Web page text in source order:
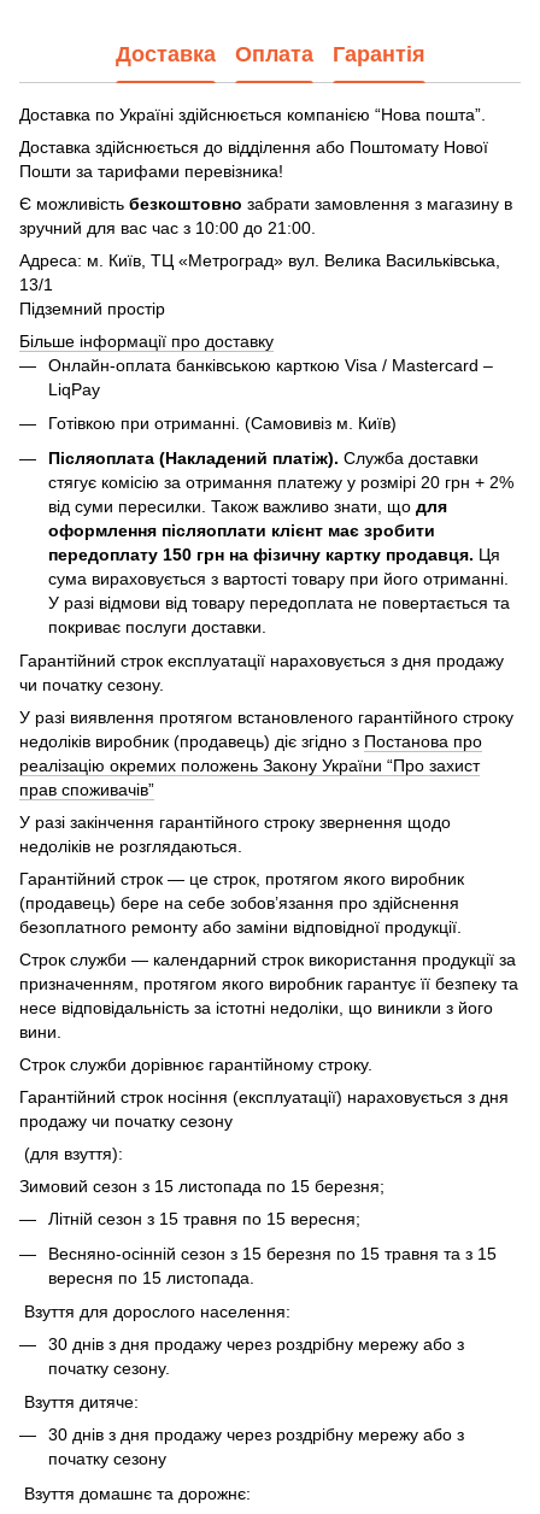
Доставка Оплата Гарантія
Доставка по Україні здійснюється компанією “Нова пошта”.
Доставка здійснюється до відділення або Поштомату Нової
Пошти за тарифами перевізника!
Є можливість безкоштовно забрати замовлення з магазину в
зручний для вас час з 10:00 до 21:00.
Адреса: м. Київ, ТЦ «Метроград» вул. Велика Васильківська,
13/1
Підземний простір
Більше інформації про доставку
Онлайн-оплата банківською карткою Visa / Mastercard –
LiqPay
Готівкою при отриманні. (Самовивіз м. Київ)
Післяоплата (Накладений платіж). Служба доставки
стягує комісію за отримання платежу у розмірі 20 грн + 2%
від суми пересилки. Також важливо знати, що для
оформлення післяоплати клієнт має зробити
передоплату 150 грн на фізичну картку продавця. Ця
сума вираховується з вартості товару при його отриманні.
У разі відмови від товару передоплата не повертається та
покриває послуги доставки.
Гарантійний строк експлуатації нараховується з дня продажу
чи початку сезону.
У разі виявлення протягом встановленого гарантійного строку
недоліків виробник (продавець) діє згідно з Постанова про
реалізацію окремих положень Закону України “Про захист
прав споживачів”
У разі закінчення гарантійного строку звернення щодо
недоліків не розглядаються.
Гарантійний строк — це строк, протягом якого виробник
(продавець) бере на себе зобов’язання про здійснення
безоплатного ремонту або заміни відповідної продукції.
Строк служби — календарний строк використання продукції за
призначенням, протягом якого виробник гарантує її безпеку та
несе відповідальність за істотні недоліки, що виникли з його
вини.
Строк служби дорівнює гарантійному строку.
Гарантійний строк носіння (експлуатації) нараховується з дня
продажу чи початку сезону
(для взуття):
Зимовий сезон з 15 листопада по 15 березня;
Літній сезон з 15 травня по 15 вересня;
Весняно-осінній сезон з 15 березня по 15 травня та з 15
вересня по 15 листопада.
Взуття для дорослого населення:
30 днів з дня продажу через роздрібну мережу або з
початку сезону.
Взуття дитяче:
30 днів з дня продажу через роздрібну мережу або з
початку сезону
Взуття домашнє та дорожнє: